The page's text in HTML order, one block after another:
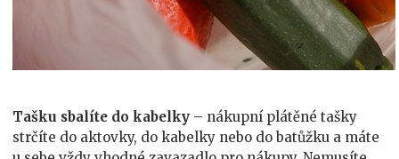
Tašku sbalíte do kabelky – nákupní plátěné tašky
strčíte do aktovky, do kabelky nebo do batůžku a máte